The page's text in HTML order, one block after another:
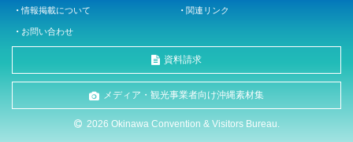
情報掲載について 関連リンク
お問い合わせ
資料請求
メディア・観光事業者向け沖縄素材集
2026 Okinawa Convention & Visitors Bureau.